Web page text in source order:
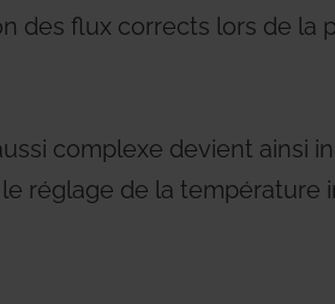
des flux corrects lors de la
complexe devient ainsi
réglage de la température